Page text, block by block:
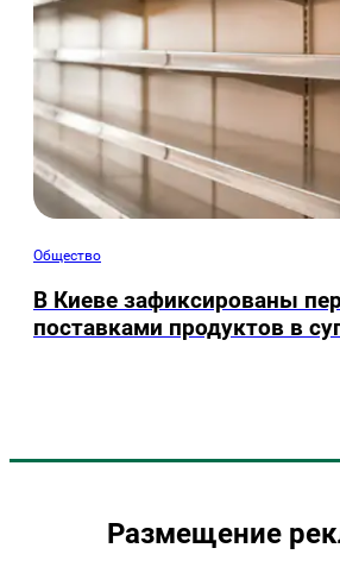
Общество
В Киеве зафиксированы
поставками продуктов в
Размещение